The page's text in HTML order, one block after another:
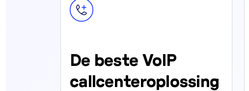
De beste VoIP
callcenteroplossing